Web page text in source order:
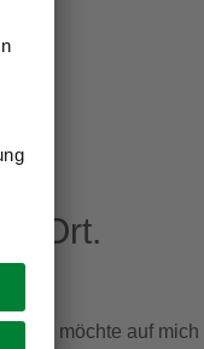
Ort.
Ich möchte auf mich